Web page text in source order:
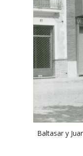
Baltasar y